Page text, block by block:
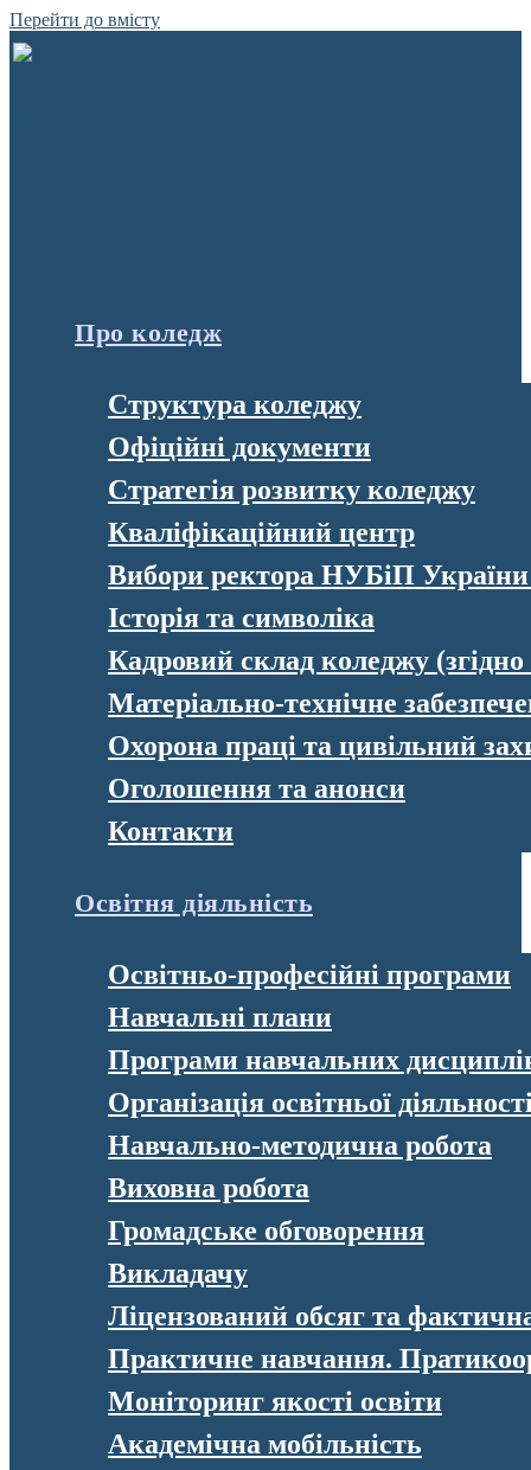
Перейти до вмісту
Про коледж
Структура коледжу
Офіційні документи
Стратегія розвитку коледжу
Кваліфікаційний центр
Вибори ректора НУБіП України
Історія та символіка
Кадровий склад коледжу
Матеріально-технічне
Охорона праці та цивільний
Оголошення та анонси
Контакти
Освітня діяльність
Освітньо-професійні програми
Навчальні плани
Програми навчальних
Організація освітньої
Навчально-методична робота
Виховна робота
Громадське обговорення
Викладачу
Ліцензований обсяг та
Практичне навчання.
Моніторинг якості освіти
Академічна мобільність